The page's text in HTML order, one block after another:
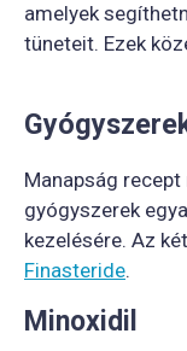
amelyek
tüneteit. Ezek
Manapság
gyógyszerek
kezelésére. Az
Finasteride.
Minoxidil